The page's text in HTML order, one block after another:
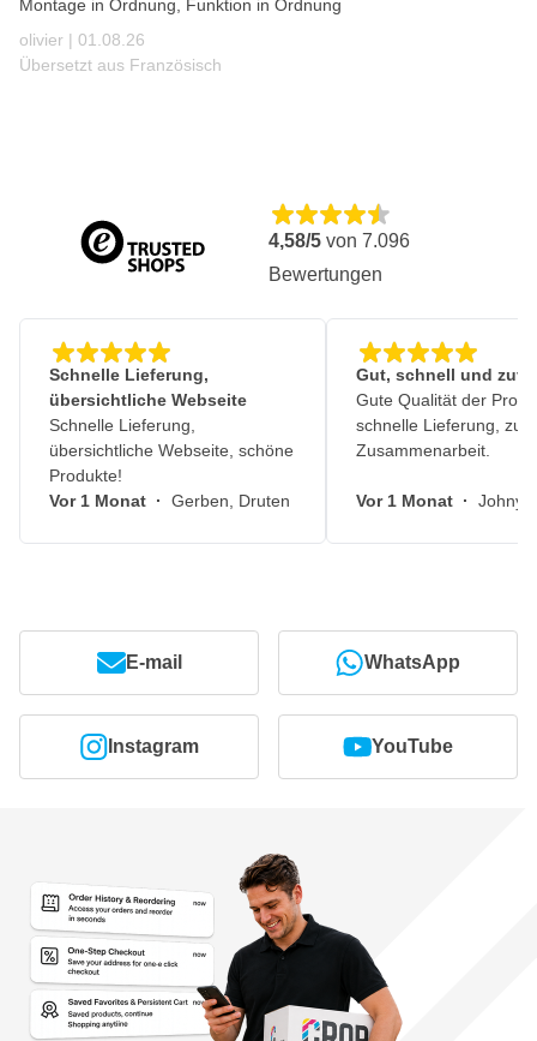
Zerkleinert Gartenabfälle während des Aufsaugens
Variable Geschwindigkeitsregelung für optimale Kontrolle
Geeignet für Garten, Hof und Fahrzeugpflege
Montage in Ordnung, Funktion in Ordnung
olivier | 1. August 2026
01.08.26
Übersetzt aus Französisch
4,58/5 von 7.096
Bewertungen
Schnelle Lieferung,
übersichtliche Webseite
Schnelle Lieferung,
übersichtliche Webseite, schöne
Produkte!
Vor 1 Monat · Gerben, Druten
Gut, schnell und
Gute Qualität der
schnelle Lieferung,
Zusammenarbeit.
Vor 1 Monat · Johny,
E-mail WhatsApp
Instagram YouTube